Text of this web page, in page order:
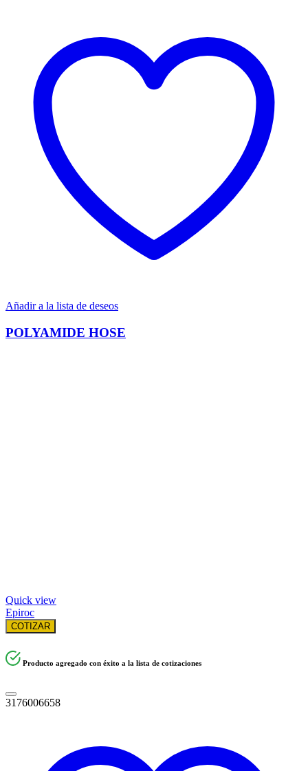
Añadir a la lista de deseos
POLYAMIDE HOSE
Quick view
Epiroc
COTIZAR
Producto agregado con éxito a la lista de cotizaciones
3176006658